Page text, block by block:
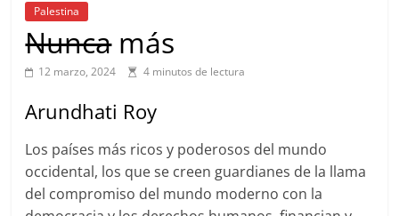
Palestina
Nuncamás
12 marzo, 2024 4 minutos de lectura
Arundhati Roy
Los países más ricos y poderosos del mundo
occidental, los que se creen guardianes de la llama
del compromiso del mundo moderno con la